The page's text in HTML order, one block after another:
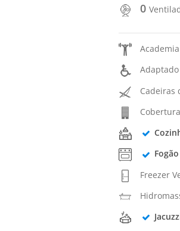
0
Academia
Cadeiras
Cobertura
Fogão
Freezer